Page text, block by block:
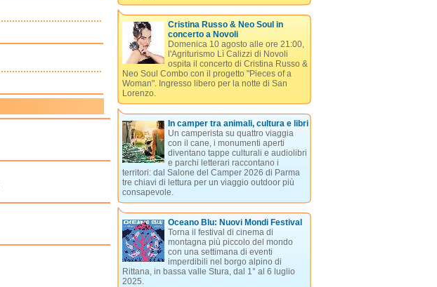
Cristina Russo & Neo Soul in
concerto a Novoli
Domenica 10 agosto alle ore 21:00,
l'Agriturismo Lì Calizzi di Novoli
ospita il concerto di Cristina Russo &
Neo Soul Combo con il progetto "Pieces of a
Woman". Ingresso libero per la notte di San
Lorenzo.
In camper tra animali, cultura e libri
Un camperista su quattro viaggia
con il cane, i monumenti aperti
diventano tappe culturali e audiolibri
e parchi letterari raccontano i
territori: dal Salone del Camper 2026 di Parma
tre chiavi di lettura per un viaggio outdoor più
consapevole.
Oceano Blu: Nuovi Mondi Festival
Torna il festival di cinema di
montagna più piccolo del mondo
con una settimana di eventi
imperdibili nel borgo alpino di
Rittana, in bassa valle Stura, dal 1° al 6 luglio
2025.